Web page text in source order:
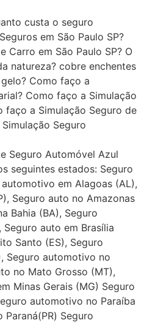
custa o seguro
em São Paulo SP?
Carro em São Paulo SP? O
natureza? cobre enchentes
Como faço a
Como faço a Simulação
faço a Simulação Seguro de
Seguro
Seguro Automóvel Azul
seguintes estados: Seguro
em Alagoas (AL),
Seguro auto no Amazonas
Bahia (BA), Seguro
auto em Brasília
Santo (ES), Seguro
Seguro automotivo no
no Mato Grosso (MT),
Minas Gerais (MG) Seguro
automotivo no Paraíba
Seguro